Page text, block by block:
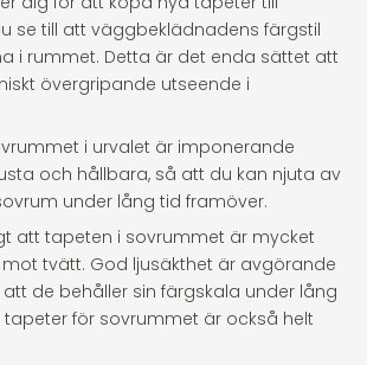
se till att väggbeklädnadens färgstil
i rummet. Detta är det enda sättet att
övergripande utseende i
i urvalet är imponerande
och hållbara, så att du kan njuta av
under lång tid framöver.
att tapeten i sovrummet är mycket
tvätt. God ljusäkthet är avgörande
de behåller sin färgskala under lång
tapeter för sovrummet är också helt